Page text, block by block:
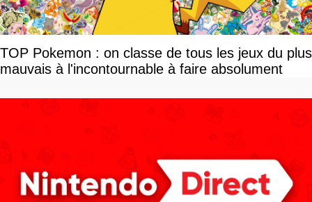
TOP Pokemon : on classe de tous les jeux du plus
mauvais à l'incontournable à faire absolument